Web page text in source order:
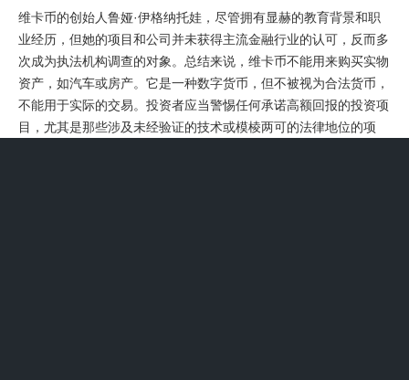
维卡币的创始人鲁娅·伊格纳托娃，尽管拥有显赫的教育背景和职
业经历，但她的项目和公司并未获得主流金融行业的认可，反而多
次成为执法机构调查的对象。总结来说，维卡币不能用来购买实物
资产，如汽车或房产。它是一种数字货币，但不被视为合法货币，
不能用于实际的交易。投资者应当警惕任何承诺高额回报的投资项
目，尤其是那些涉及未经验证的技术或模棱两可的法律地位的项